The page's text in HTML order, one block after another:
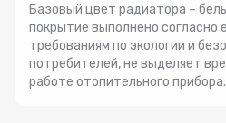
Базовый цвет радиатора –
покрытие выполнено согласно
требованиям по экологии и
потребителей, не выделяет
работе отопительного прибора.